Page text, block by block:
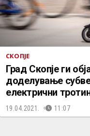
СКОПЈЕ
Град Скопје ги
доделување
електрични
19.04.2021. 11:07